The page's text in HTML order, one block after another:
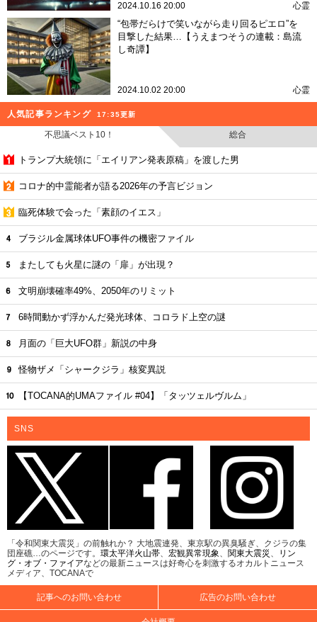
2024.10.16 20:00 心霊
“包帯だらけで笑いながら走り回るピエロ”を
目撃した結果…【うえまつそうの連載：島流
し奇譚】
2024.10.02 20:00 心霊
人気記事ランキング 17:35更新
不思議ベスト10！ 総合
トランプ大統領に「エイリアン発表原稿」を渡した男
コロナ的中霊能者が語る2026年の予言ビジョン
臨死体験で会った「素顔のイエス」
ブラジル金属球体UFO事件の機密ファイル
またしても火星に謎の「扉」が出現？
文明崩壊確率49%、2050年のリミット
6時間動かず浮かんだ発光球体、コロラド上空の謎
月面の「巨大UFO群」新説の中身
怪物ザメ「シャークジラ」核変異説
【TOCANA的UMAファイル #04】「タッツェルヴルム」
SNS
「令和関東大震災」の前触れか？ 大地震連発、東京駅の異臭騒ぎ、クジラの集
団座礁…のページです。 環太平洋火山帯、 宏観異常現象、 関東大震災 、
リン
グ・オブ・ファイアなどの最新ニュースは好奇心を刺激するオカルトニュース
メディア、TOCANAで
記事へのお問い合わせ 広告のお問い合わせ